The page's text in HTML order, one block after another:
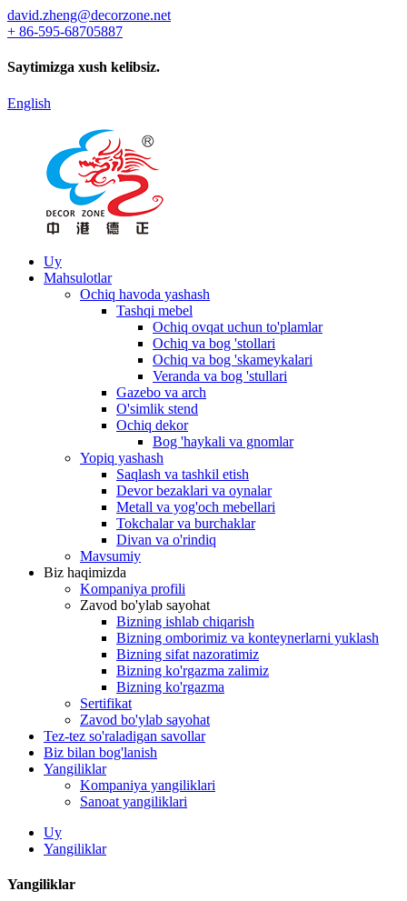
david.zheng@decorzone.net
+ 86-595-68705887
Saytimizga xush kelibsiz.
English
Uy
Mahsulotlar
Ochiq havoda yashash
Tashqi mebel
Ochiq ovqat uchun to'plamlar
Ochiq va bog 'stollari
Ochiq va bog 'skameykalari
Veranda va bog 'stullari
Gazebo va arch
O'simlik stend
Ochiq dekor
Bog 'haykali va gnomlar
Yopiq yashash
Saqlash va tashkil etish
Devor bezaklari va oynalar
Metall va yog'och mebellari
Tokchalar va burchaklar
Divan va o'rindiq
Mavsumiy
Biz haqimizda
Kompaniya profili
Zavod bo'ylab sayohat
Bizning ishlab chiqarish
Bizning omborimiz va konteynerlarni yuklash
Bizning sifat nazoratimiz
Bizning ko'rgazma zalimiz
Bizning ko'rgazma
Sertifikat
Zavod bo'ylab sayohat
Tez-tez so'raladigan savollar
Biz bilan bog'lanish
Yangiliklar
Kompaniya yangiliklari
Sanoat yangiliklari
Uy
Yangiliklar
Yangiliklar